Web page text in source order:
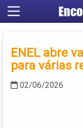
ENEL abre
para várias
02/06/2026